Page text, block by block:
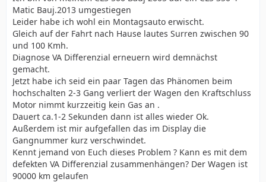
Matic Bauj.2013 umgestiegen
Leider habe ich wohl ein Montagsauto erwischt.
Gleich auf der Fahrt nach Hause lautes Surren zwischen 90
und 100 Kmh.
Diagnose VA Differenzial erneuern wird demnächst
gemacht.
Jetzt habe ich seid ein paar Tagen das Phänomen beim
hochschalten 2-3 Gang verliert der Wagen den Kraftschluss
Motor nimmt kurzzeitig kein Gas an .
Dauert ca.1-2 Sekunden dann ist alles wieder Ok.
Außerdem ist mir aufgefallen das im Display die
Gangnummer kurz verschwindet.
Kennt jemand von Euch dieses Problem ? Kann es mit dem
defekten VA Differenzial zusammenhängen? Der Wagen ist
90000 km gelaufen